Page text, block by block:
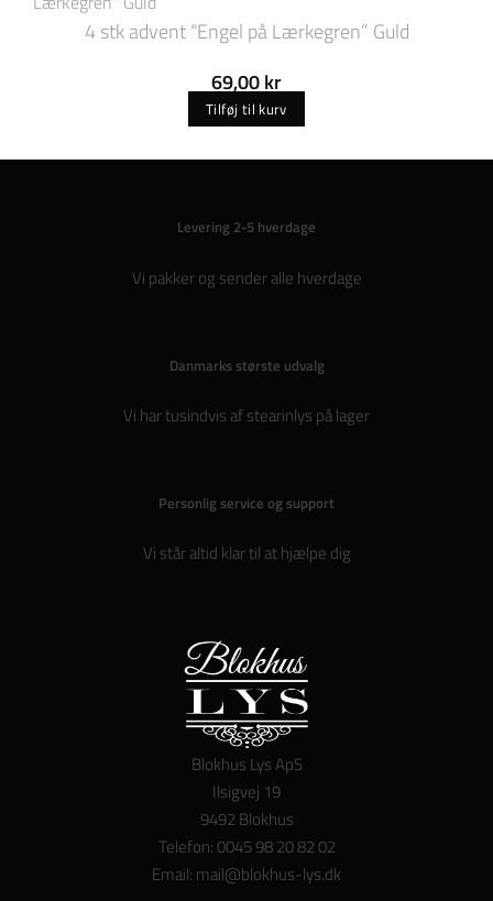
4 stk advent “Engel på Lærkegren” Guld
69,00kr
Tilføj til kurv
Levering 2-5 hverdage
Vi pakker og sender alle hverdage
Danmarks største udvalg
Vi har tusindvis af stearinlys på lager
Personlig service og support
Vi står altid klar til at hjælpe dig
Blokhus Lys ApS
Ilsigvej 19
9492 Blokhus
Telefon: 0045 98 20 82 02
Email: mail@blokhus-lys.dk